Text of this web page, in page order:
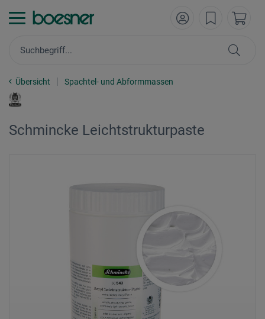
Übersicht Spachtel- und Abformmassen
Schmincke Leichtstrukturpaste